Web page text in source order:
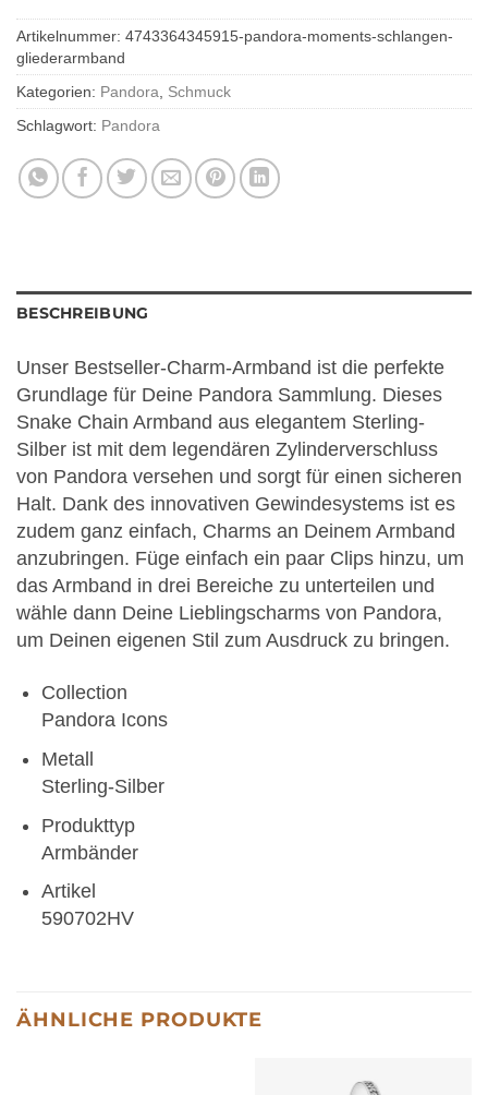
Artikelnummer: 4743364345915-pandora-moments-schlangen-
gliederarmband
Kategorien: Pandora, Schmuck
Schlagwort: Pandora
BESCHREIBUNG
Unser Bestseller-Charm-Armband ist die perfekte
Grundlage für Deine Pandora Sammlung. Dieses
Snake Chain Armband aus elegantem Sterling-
Silber ist mit dem legendären Zylinderverschluss
von Pandora versehen und sorgt für einen sicheren
Halt. Dank des innovativen Gewindesystems ist es
zudem ganz einfach, Charms an Deinem Armband
anzubringen. Füge einfach ein paar Clips hinzu, um
das Armband in drei Bereiche zu unterteilen und
wähle dann Deine Lieblingscharms von Pandora,
um Deinen eigenen Stil zum Ausdruck zu bringen.
Collection
Pandora Icons
Metall
Sterling-Silber
Produkttyp
Armbänder
Artikel
590702HV
ÄHNLICHE PRODUKTE